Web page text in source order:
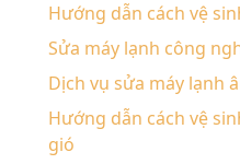
Hướng dẫn cách vệ
Sửa máy lạnh công
Dịch vụ sửa máy lạnh
Hướng dẫn cách vệ
gió